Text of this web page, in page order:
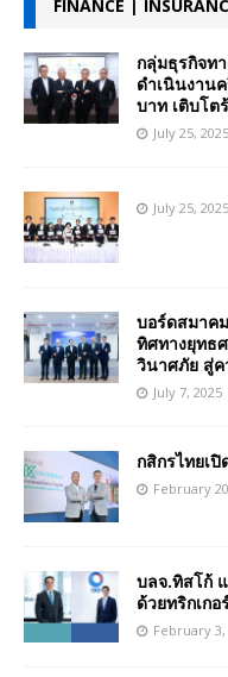
FINANCE |
กลุ่มธุรกิจท
ดำเนินงาน
บาท เติบโต
July 25, 2025
July 25, 2025
บอร์ดสมาค
ทิศทางยุทธ
วินาศภัย สู่
July 7, 2025
กสิกรไทยเปิ
February
บลจ.ทิสโก้
ด้วยทริกเก
February 3,